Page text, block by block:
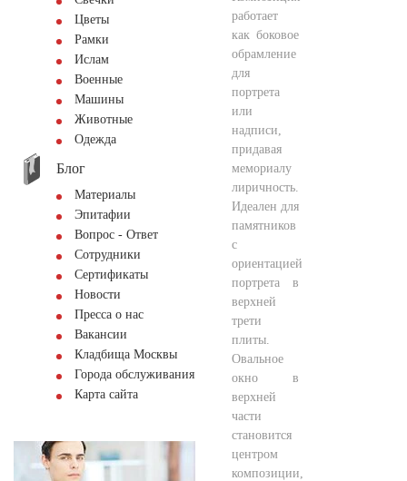
Цветы
Рамки
Ислам
Военные
Машины
Животные
Одежда
Блог
Материалы
Эпитафии
Вопрос - Ответ
Сотрудники
Сертификаты
Новости
Пресса о нас
Вакансии
Кладбища Москвы
Города обслуживания
Карта сайта
работает
как боковое
обрамление
для
портрета
или
надписи,
придавая
мемориалу
лиричность.
Идеален для
памятников
с
ориентацией
портрета в
верхней
трети
плиты.
Овальное
окно в
верхней
части
становится
центром
композиции,